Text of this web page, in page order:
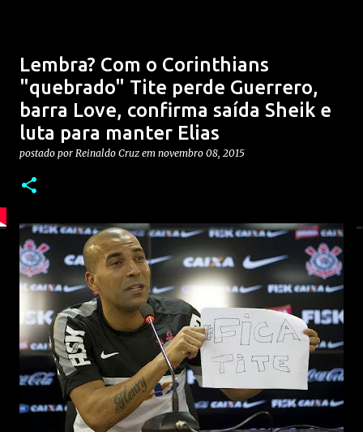
Lembra? Com o Corinthians
"quebrado" Tite perde Guerrero,
barra Love, confirma saída Sheik e
luta para manter Elias
postado por Reinaldo Cruz em novembro 08, 2015